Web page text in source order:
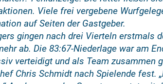
Viele frei vergebene
auf Seiten der Gastgeber.
gingen nach drei Vierteln erstmals
ab. Die 83:67-Niederlage war am
verteidigt und als Team zusammen
Chris Schmidt nach Spielende